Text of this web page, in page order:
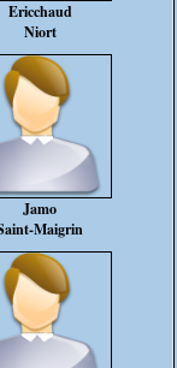
Ericchaud
Niort
Jamo
Maigrin